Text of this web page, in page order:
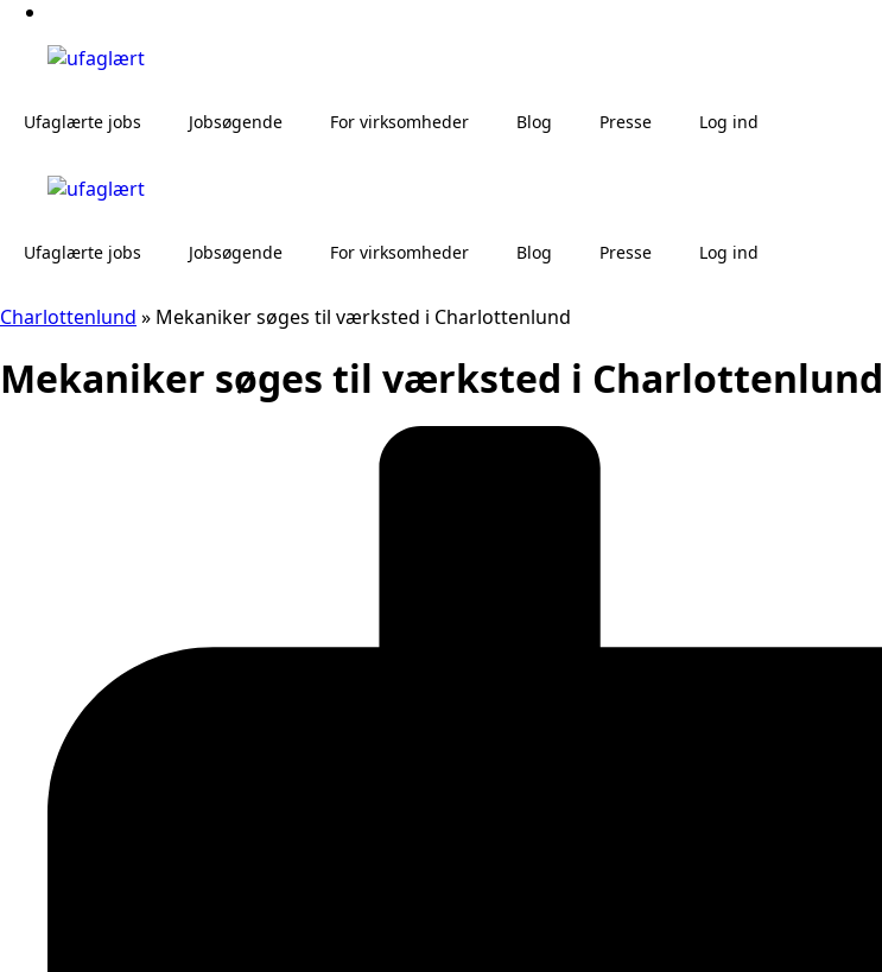
Ufaglærte jobs Jobsøgende For virksomheder Blog Presse Log ind
Ufaglærte jobs Jobsøgende For virksomheder Blog Presse Log ind
Charlottenlund » Mekaniker søges til værksted i Charlottenlund
Mekaniker søges til værksted i Charlottenlund